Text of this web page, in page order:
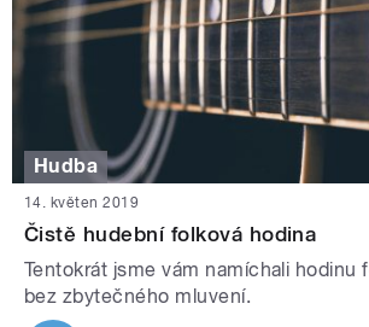
Hudba
14. květen 2019
Čistě hudební folková hodina
Tentokrát jsme vám namíchali hodinu
bez zbytečného mluvení.